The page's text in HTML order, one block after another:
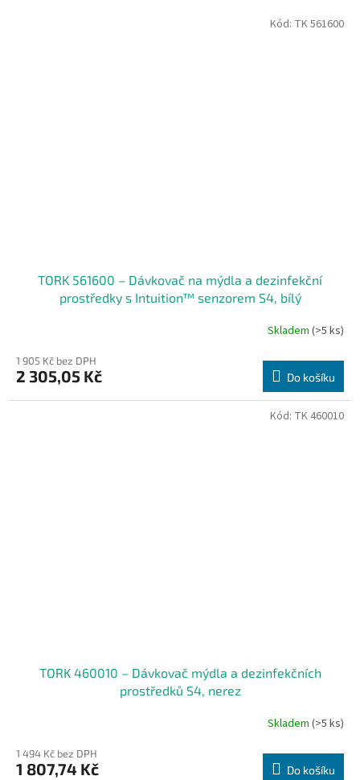
TORK 561600 – Dávkovač na mýdla a dezinfekční
prostředky s Intuition™ senzorem S4, bílý
Skladem (>5 ks)
1 905 Kč bez DPH
2 305,05 Kč Do košíku
Kód: TK 561600
TORK 460010 – Dávkovač mýdla a dezinfekčních
prostředků S4, nerez
Skladem (>5 ks)
1 494 Kč bez DPH
1 807,74 Kč Do košíku
Kód: TK 460010